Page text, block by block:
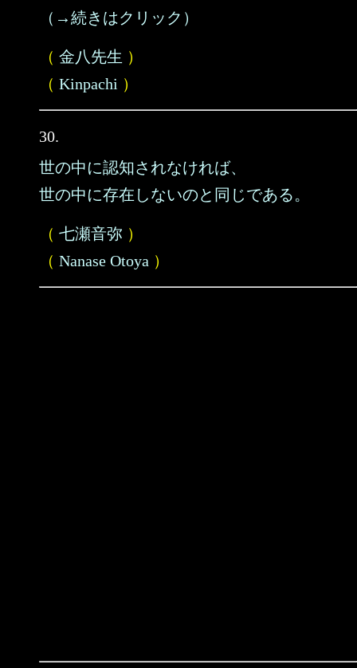
（→続きはクリック）
（ 金八先生 ）
（ Kinpachi ）
30.
世の中に認知されなければ、
世の中に存在しないのと同じである。
（ 七瀬音弥 ）
（ Nanase Otoya ）